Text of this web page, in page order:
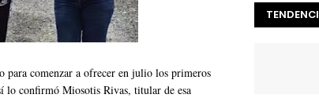
para comenzar a ofrecer en julio los primeros
lo confirmó Miosotis Rivas, titular de esa